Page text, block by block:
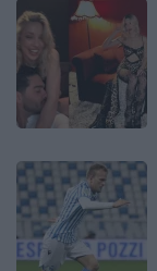
Image
Image